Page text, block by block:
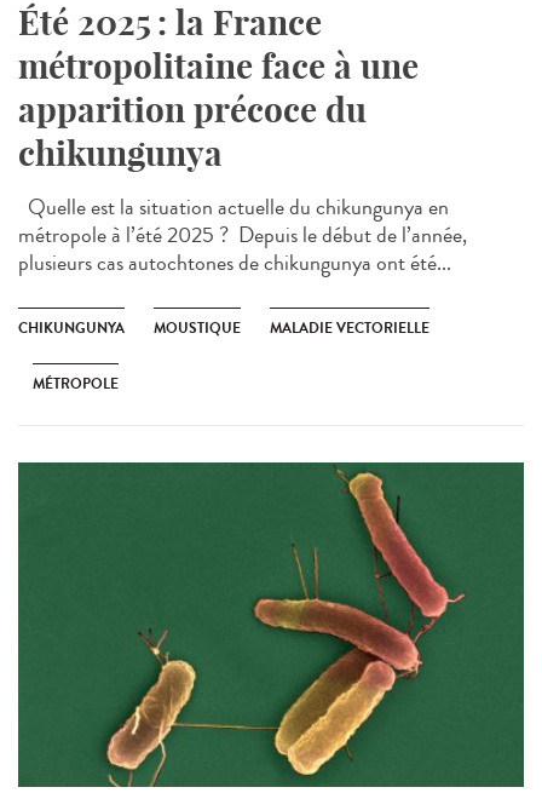
Été 2025 : la France
métropolitaine face à une
apparition précoce du
chikungunya
Quelle est la situation actuelle du chikungunya en
métropole à l’été 2025 ? Depuis le début de l’année,
plusieurs cas autochtones de chikungunya ont été...
CHIKUNGUNYA MOUSTIQUE MALADIE VECTORIELLE
MÉTROPOLE